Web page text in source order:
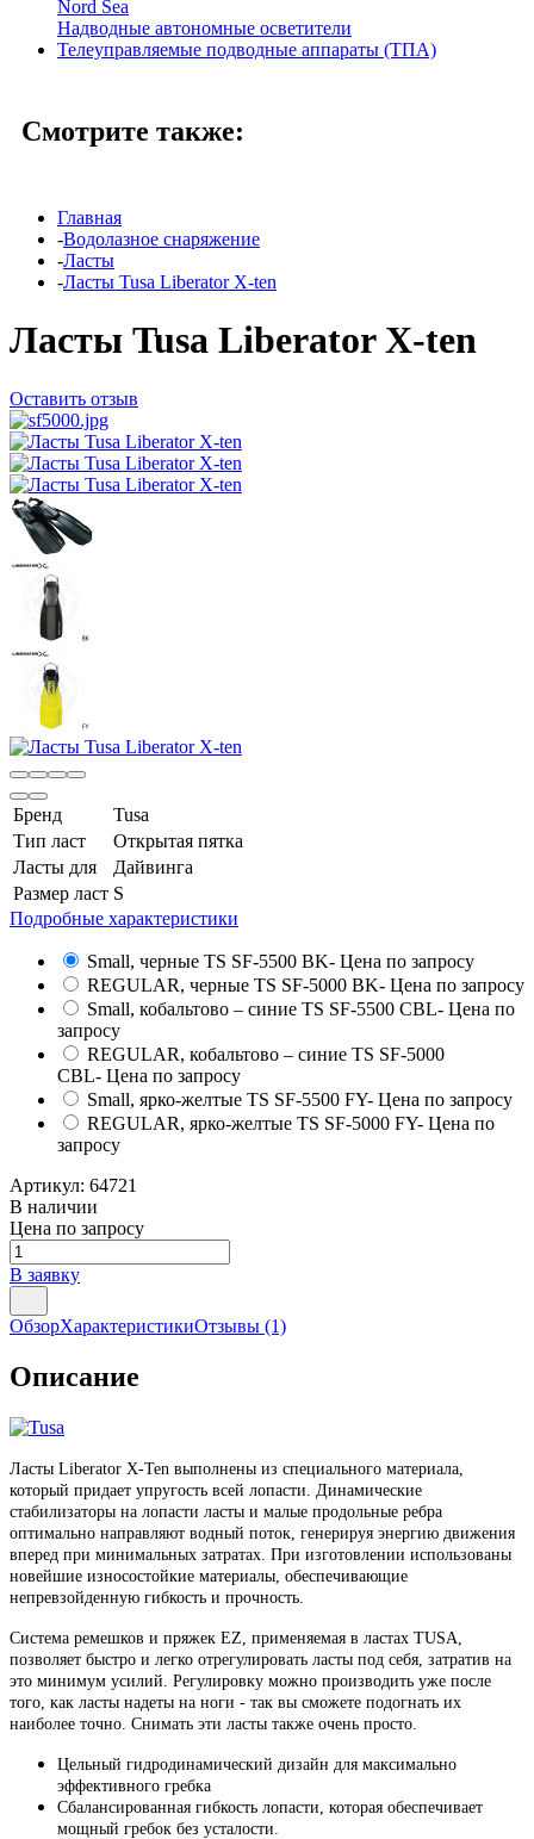
Nord Sea
Надводные автономные осветители
Телеуправляемые подводные аппараты (ТПА)
Смотрите также:
Главная
-Водолазное снаряжение
-Ласты
-Ласты Tusa Liberator X-ten
Ласты Tusa Liberator X-ten
Оставить отзыв
Бренд
Tusa
Тип ласт
Открытая пятка
Ласты для
Дайвинга
Размер ласт S
Подробные характеристики
Small, черные TS SF-5500 BK- Цена по запросу
REGULAR, черные TS SF-5000 BK- Цена по запросу
Small, кобальтово – синие TS SF-5500 CBL- Цена по
запросу
REGULAR, кобальтово – синие TS SF-5000
CBL- Цена по запросу
Small, ярко-желтые TS SF-5500 FY- Цена по запросу
REGULAR, ярко-желтые TS SF-5000 FY- Цена по
запросу
Артикул: 64721
В наличии
Цена по запросу
В заявку
ОбзорХарактеристикиОтзывы (1)
Описание
Ласты Liberator X-Ten выполнены из специального материала,
который придает упругость всей лопасти. Динамические
стабилизаторы на лопасти ласты и малые продольные ребра
оптимально направляют водный поток, генерируя энергию движения
вперед при минимальных затратах. При изготовлении использованы
новейшие износостойкие материалы, обеспечивающие
непревзойденную гибкость и прочность.
Система ремешков и пряжек EZ, применяемая в ластах TUSA,
позволяет быстро и легко отрегулировать ласты под себя, затратив на
это минимум усилий. Регулировку можно производить уже после
того, как ласты надеты на ноги - так вы сможете подогнать их
наиболее точно. Снимать эти ласты также очень просто.
Цельный гидродинамический дизайн для максимально
эффективного гребка
Сбалансированная гибкость лопасти, которая обеспечивает
мощный гребок без усталости.